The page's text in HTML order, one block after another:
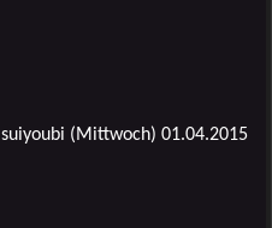
suiyoubi (Mittwoch) 01.04.2015